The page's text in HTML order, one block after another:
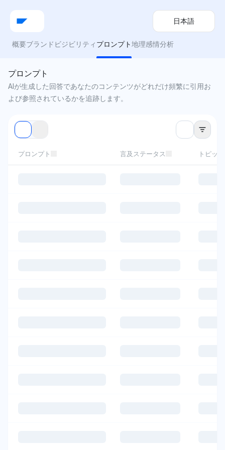
日本語
概要ブランドビジビリティ プロンプト地理感情分析
プロンプト
AIが生成した回答であなたのコンテンツがどれだけ頻繁に引用お
よび参照されているかを追跡します。
プロンプト 言及ステータス トピック